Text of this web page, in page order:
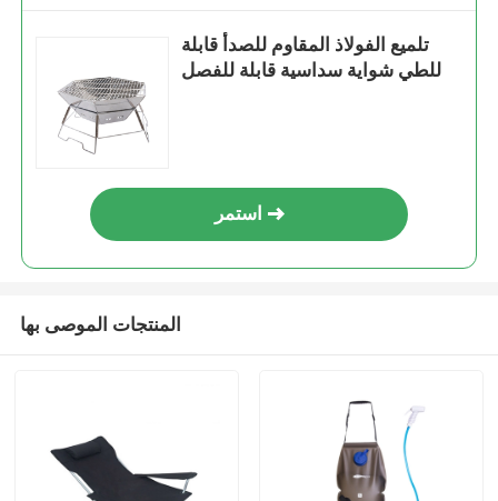
تلميع الفولاذ المقاوم للصدأ قابلة
للطي شواية سداسية قابلة للفصل
استمر
المنتجات الموصى بها